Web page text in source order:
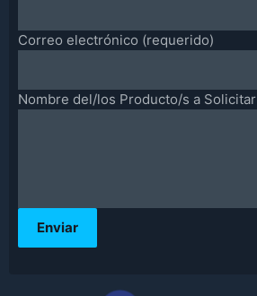
Correo electrónico (requerido)
Nombre del/los Producto/s a Solicitar